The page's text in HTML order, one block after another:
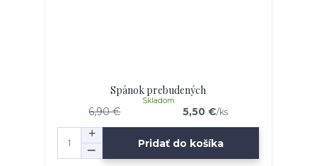
Spánok prebudených
6,90 € 5,50 €/ks
Skladom
Pridať do košíka